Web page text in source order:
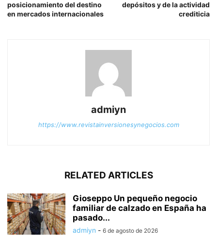
posicionamiento del destino
en mercados internacionales
depósitos y de la actividad
crediticia
admiyn
https://www.revistainversionesynegocios.com
RELATED ARTICLES
Gioseppo Un pequeño negocio
familiar de calzado en España ha
pasado...
admiyn - 6 de agosto de 2026